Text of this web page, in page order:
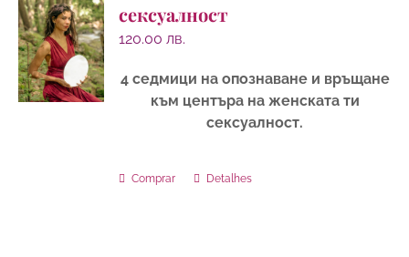
сексуалност
120.00лв.
4 седмици на опознаване и връщане
към центъра на женската ти
сексуалност.
Comprar Detalhes